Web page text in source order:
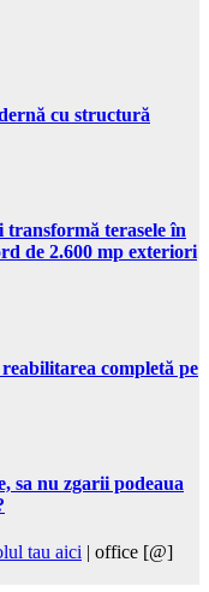
cu structură
transformă terasele în
de 2.600 mp exteriori
completă pe
sa nu zgarii podeaua
tau aici | office [@]